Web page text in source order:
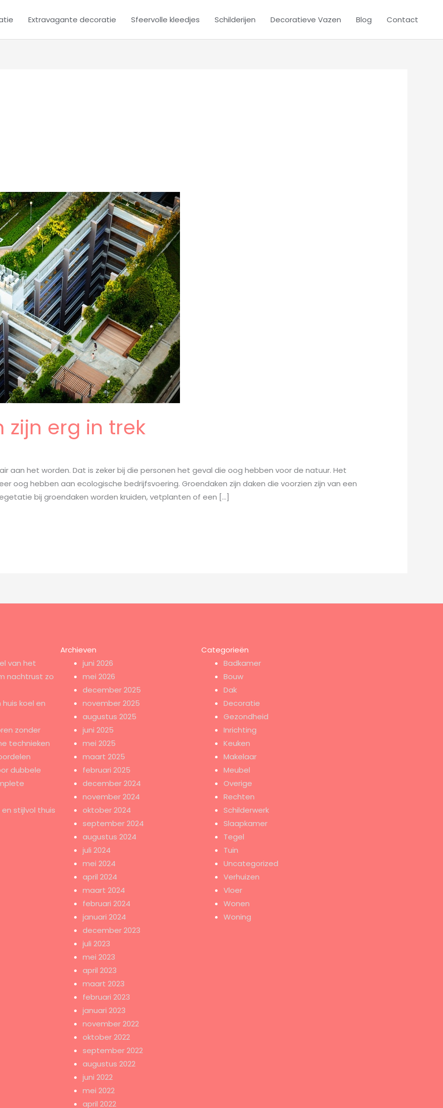
Extravagante decoratie Sfeervolle kleedjes Schilderijen Decoratieve Vazen Blog Contact
zijn erg in trek
aan het worden. Dat is zeker bij die personen het geval die oog hebben voor de natuur. Het
oog hebben aan ecologische bedrijfsvoering. Groendaken zijn daken die voorzien zijn van een
bij groendaken worden kruiden, vetplanten of een […]
van het
nachtrust zo
huis koel en
zonder
technieken
dubbele
stijlvol thuis
Archieven
juni 2026
mei 2026
december 2025
november 2025
augustus 2025
juni 2025
mei 2025
maart 2025
februari 2025
december 2024
november 2024
oktober 2024
september 2024
augustus 2024
juli 2024
mei 2024
april 2024
maart 2024
februari 2024
januari 2024
december 2023
juli 2023
mei 2023
april 2023
maart 2023
februari 2023
januari 2023
november 2022
oktober 2022
september 2022
augustus 2022
juni 2022
mei 2022
april 2022
Categorieën
Badkamer
Bouw
Dak
Decoratie
Gezondheid
Inrichting
Keuken
Makelaar
Meubel
Overige
Rechten
Schilderwerk
Slaapkamer
Tegel
Tuin
Uncategorized
Verhuizen
Vloer
Wonen
Woning